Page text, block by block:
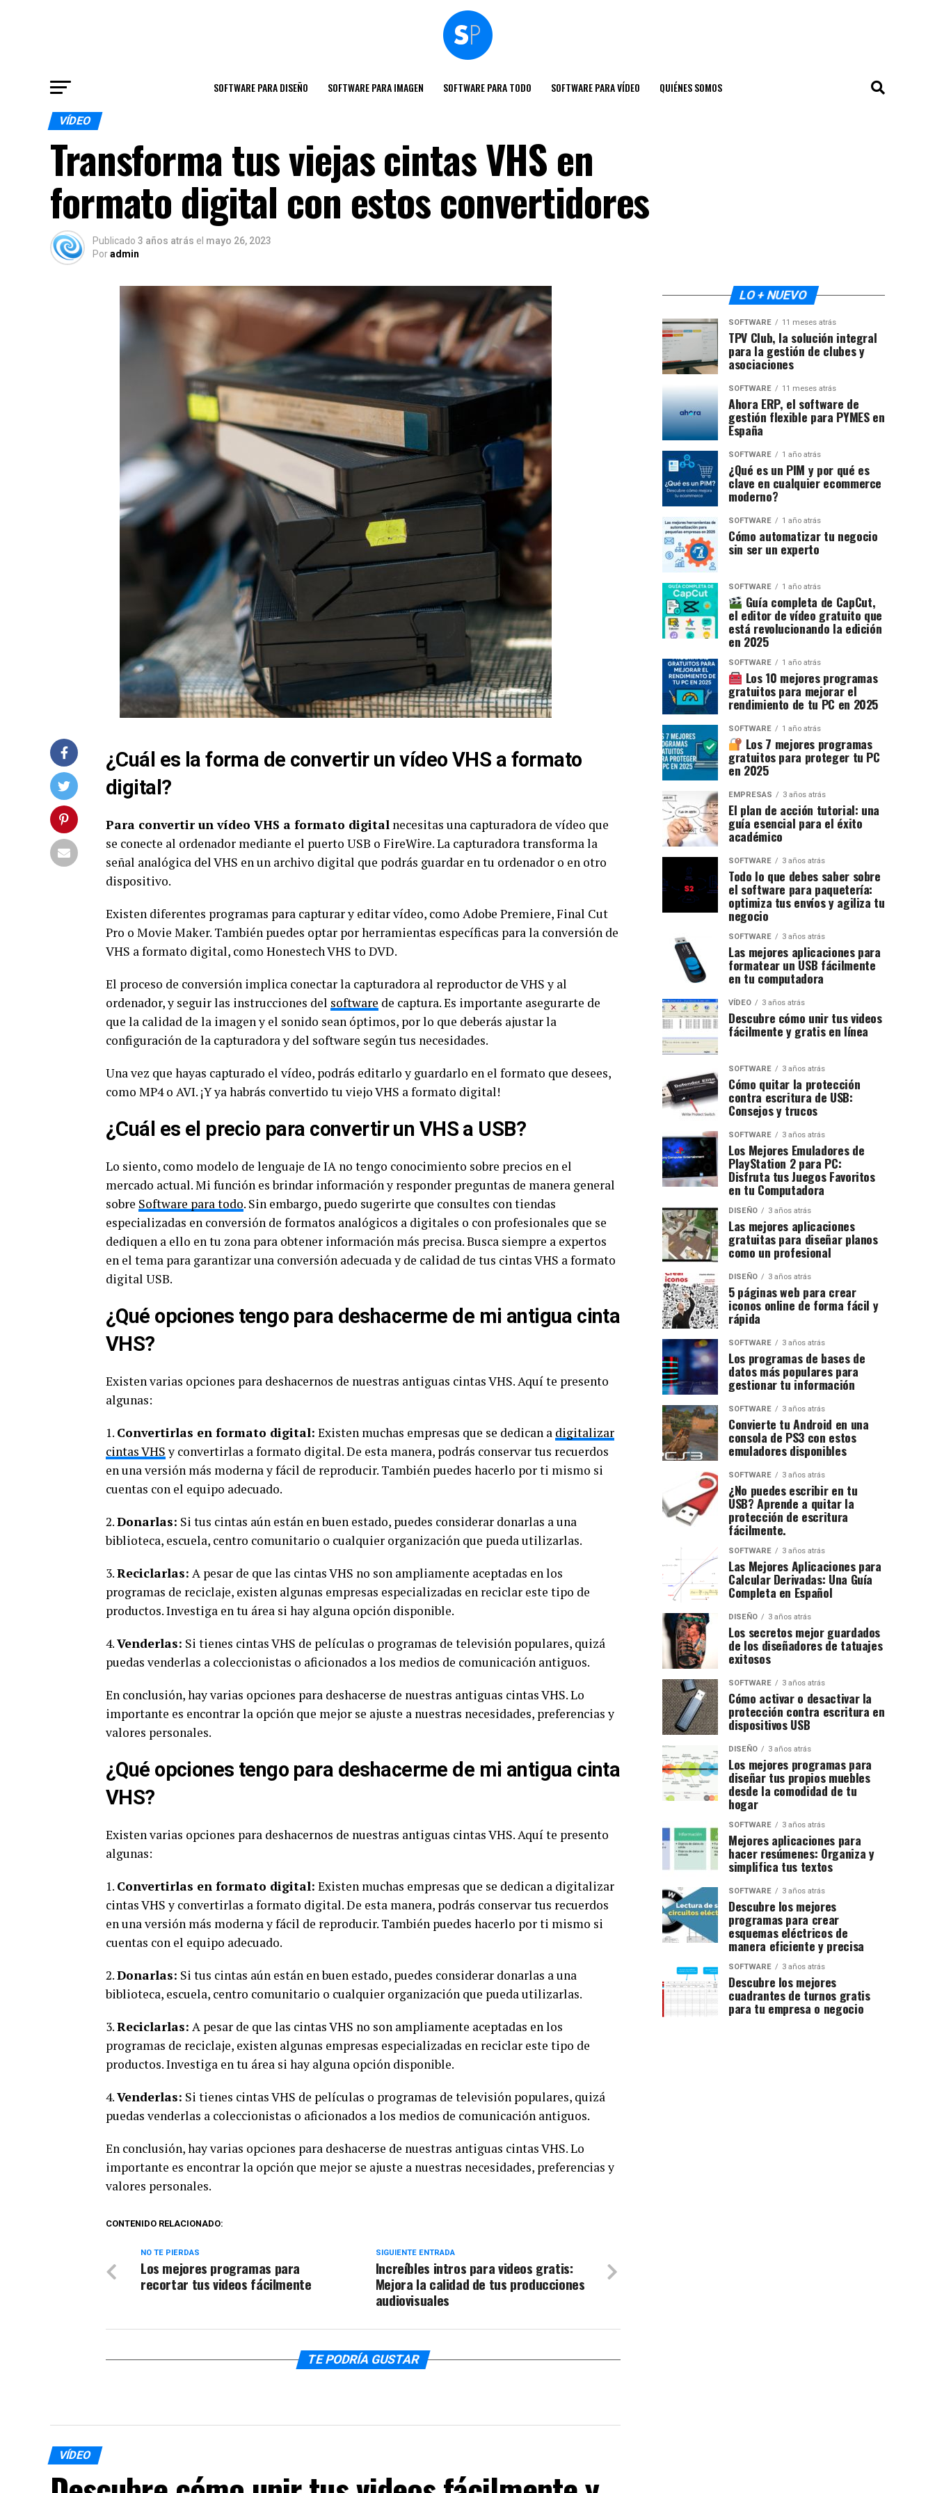
SOFTWARE PARA DISEÑO SOFTWARE PARA IMAGEN SOFTWARE PARA TODO SOFTWARE PARA VÍDEO QUIÉNES SOMOS
VÍDEO
Transforma tus viejas cintas VHS en
formato digital con estos convertidores
Publicado 3 años atrás el mayo 26, 2023
Poradmin
¿Cuál es la forma de convertir un vídeo VHS a formato
digital?
Para convertir un vídeo VHS a formato digital necesitas una capturadora de vídeo que
se conecte al ordenador mediante el puerto USB o FireWire. La capturadora transforma la
señal analógica del VHS en un archivo digital que podrás guardar en tu ordenador o en otro
dispositivo.
Existen diferentes programas para capturar y editar vídeo, como Adobe Premiere, Final Cut
Pro o Movie Maker. También puedes optar por herramientas específicas para la conversión de
VHS a formato digital, como Honestech VHS to DVD.
El proceso de conversión implica conectar la capturadora al reproductor de VHS y al
ordenador, y seguir las instrucciones del software de captura. Es importante asegurarte de
que la calidad de la imagen y el sonido sean óptimos, por lo que deberás ajustar la
configuración de la capturadora y del software según tus necesidades.
Una vez que hayas capturado el vídeo, podrás editarlo y guardarlo en el formato que desees,
como MP4 o AVI. ¡Y ya habrás convertido tu viejo VHS a formato digital!
¿Cuál es el precio para convertir un VHS a USB?
Lo siento, como modelo de lenguaje de IA no tengo conocimiento sobre precios en el
mercado actual. Mi función es brindar información y responder preguntas de manera general
sobre Software para todo. Sin embargo, puedo sugerirte que consultes con tiendas
especializadas en conversión de formatos analógicos a digitales o con profesionales que se
dediquen a ello en tu zona para obtener información más precisa. Busca siempre a expertos
en el tema para garantizar una conversión adecuada y de calidad de tus cintas VHS a formato
digital USB.
¿Qué opciones tengo para deshacerme de mi antigua cinta
VHS?
Existen varias opciones para deshacernos de nuestras antiguas cintas VHS. Aquí te presento
algunas:
1. Convertirlas en formato digital: Existen muchas empresas que se dedican a digitalizar
cintas VHSy convertirlas a formato digital. De esta manera, podrás conservar tus recuerdos
en una versión más moderna y fácil de reproducir. También puedes hacerlo por ti mismo si
cuentas con el equipo adecuado.
2.Donarlas: Si tus cintas aún están en buen estado, puedes considerar donarlas a una
biblioteca, escuela, centro comunitario o cualquier organización que pueda utilizarlas.
3.Reciclarlas: A pesar de que las cintas VHS no son ampliamente aceptadas en los
programas de reciclaje, existen algunas empresas especializadas en reciclar este tipo de
productos. Investiga en tu área si hay alguna opción disponible.
4.Venderlas: Si tienes cintas VHS de películas o programas de televisión populares, quizá
puedas venderlas a coleccionistas o aficionados a los medios de comunicación antiguos.
En conclusión, hay varias opciones para deshacerse de nuestras antiguas cintas VHS. Lo
importante es encontrar la opción que mejor se ajuste a nuestras necesidades, preferencias y
valores personales.
¿Qué opciones tengo para deshacerme de mi antigua cinta
VHS?
Existen varias opciones para deshacernos de nuestras antiguas cintas VHS. Aquí te presento
algunas:
1. Convertirlas en formato digital: Existen muchas empresas que se dedican a digitalizar
cintas VHS y convertirlas a formato digital. De esta manera, podrás conservar tus recuerdos
en una versión más moderna y fácil de reproducir. También puedes hacerlo por ti mismo si
cuentas con el equipo adecuado.
2.Donarlas: Si tus cintas aún están en buen estado, puedes considerar donarlas a una
biblioteca, escuela, centro comunitario o cualquier organización que pueda utilizarlas.
3.Reciclarlas: A pesar de que las cintas VHS no son ampliamente aceptadas en los
programas de reciclaje, existen algunas empresas especializadas en reciclar este tipo de
productos. Investiga en tu área si hay alguna opción disponible.
4.Venderlas: Si tienes cintas VHS de películas o programas de televisión populares, quizá
puedas venderlas a coleccionistas o aficionados a los medios de comunicación antiguos.
En conclusión, hay varias opciones para deshacerse de nuestras antiguas cintas VHS. Lo
importante es encontrar la opción que mejor se ajuste a nuestras necesidades, preferencias y
valores personales.
CONTENIDO RELACIONADO:
SIGUIENTE ENTRADA
Increíbles intros para videos gratis:
Mejora la calidad de tus producciones
audiovisuales
NO TE PIERDAS
Los mejores programas para
recortar tus videos fácilmente
TE PODRÍA GUSTAR
VÍDEO
LO + NUEVO
SOFTWARE 11 meses atrás
TPV Club, la solución integral
para la gestión de clubes y
asociaciones
SOFTWARE 11 meses atrás
Ahora ERP, el software de
gestión flexible para PYMES en
España
SOFTWARE 1 año atrás
¿Qué es un PIM y por qué es
clave en cualquier ecommerce
moderno?
SOFTWARE 1 año atrás
Cómo automatizar tu negocio
sin ser un experto
SOFTWARE 1 año atrás
Guía completa de CapCut,
el editor de vídeo gratuito que
está revolucionando la edición
en 2025
SOFTWARE 1 año atrás
Los 10 mejores programas
gratuitos para mejorar el
rendimiento de tu PC en 2025
SOFTWARE 1 año atrás
Los 7 mejores programas
gratuitos para proteger tu PC
en 2025
EMPRESAS 3 años atrás
El plan de acción tutorial: una
guía esencial para el éxito
académico
SOFTWARE 3 años atrás
Todo lo que debes saber sobre
el software para paquetería:
optimiza tus envíos y agiliza tu
negocio
SOFTWARE 3 años atrás
Las mejores aplicaciones para
formatear un USB fácilmente
en tu computadora
VÍDEO 3 años atrás
Descubre cómo unir tus videos
fácilmente y gratis en línea
SOFTWARE 3 años atrás
Cómo quitar la protección
contra escritura de USB:
Consejos y trucos
SOFTWARE 3 años atrás
Los Mejores Emuladores de
PlayStation 2 para PC:
Disfruta tus Juegos Favoritos
en tu Computadora
DISEÑO 3 años atrás
Las mejores aplicaciones
gratuitas para diseñar planos
como un profesional
DISEÑO 3 años atrás
5 páginas web para crear
iconos online de forma fácil y
rápida
SOFTWARE 3 años atrás
Los programas de bases de
datos más populares para
gestionar tu información
SOFTWARE 3 años atrás
Convierte tu Android en una
consola de PS3 con estos
emuladores disponibles
SOFTWARE 3 años atrás
¿No puedes escribir en tu
USB? Aprende a quitar la
protección de escritura
fácilmente.
SOFTWARE 3 años atrás
Las Mejores Aplicaciones para
Calcular Derivadas: Una Guía
Completa en Español
DISEÑO 3 años atrás
Los secretos mejor guardados
de los diseñadores de tatuajes
exitosos
SOFTWARE 3 años atrás
Cómo activar o desactivar la
protección contra escritura en
dispositivos USB
DISEÑO 3 años atrás
Los mejores programas para
diseñar tus propios muebles
desde la comodidad de tu
hogar
SOFTWARE 3 años atrás
Mejores aplicaciones para
hacer resúmenes: Organiza y
simplifica tus textos
SOFTWARE 3 años atrás
Descubre los mejores
programas para crear
esquemas eléctricos de
manera eficiente y precisa
SOFTWARE 3 años atrás
Descubre los mejores
cuadrantes de turnos gratis
para tu empresa o negocio